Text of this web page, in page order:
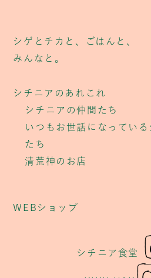
シゲとチカと、ごはんと、
みんなと。
シチニアのあれこれ
シチニアの仲間たち
いつもお世話になっている
たち
清荒神のお店
WEBショップ
シチニア食堂